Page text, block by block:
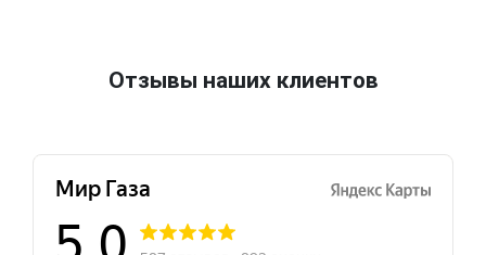
Отзывы наших клиентов